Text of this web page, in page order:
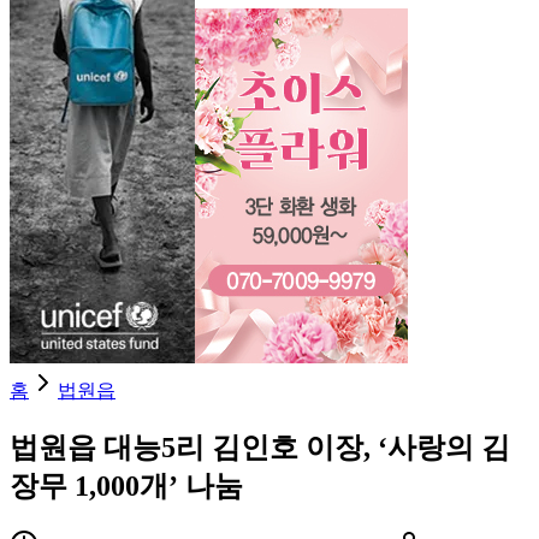
홈 법원읍
법원읍 대능5리 김인호 이장, ‘사랑의 김
장무 1,000개’ 나눔